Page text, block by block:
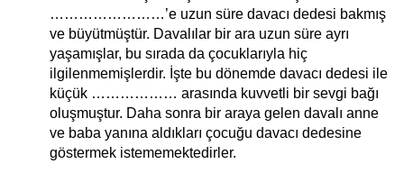
……………………’e uzun süre davacı dedesi bakmış
ve büyütmüştür. Davalılar bir ara uzun süre ayrı
yaşamışlar, bu sırada da çocuklarıyla hiç
ilgilenmemişlerdir. İşte bu dönemde davacı dedesi ile
küçük ……………… arasında kuvvetli bir sevgi bağı
oluşmuştur. Daha sonra bir araya gelen davalı anne
ve baba yanına aldıkları çocuğu davacı dedesine
göstermek istememektedirler.